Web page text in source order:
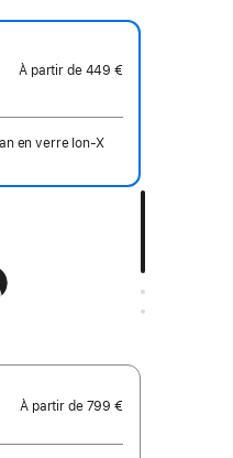
À partir de 449 €
en verre Ion‑X
À partir de 799 €